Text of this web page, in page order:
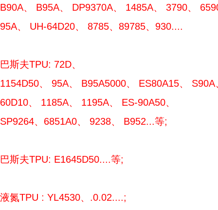
B90A、 B95A、 DP9370A、 1485A、 3790、
95A、 UH-64D20、 8785、89785、930....
巴斯夫TPU: 72D、
1154D50、 95A、 B95A5000、 ES80A15、
60D10、 1185A、 1195A、 ES-90A50、
SP9264、6851A0、 9238、 B952...等;
巴斯夫TPU: E1645D50....等;
液氮TPU : YL4530、.0.02....;